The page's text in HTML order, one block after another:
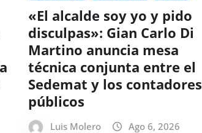
«El alcalde soy yo y pido
disculpas»: Gian Carlo Di
Martino anuncia mesa
técnica conjunta entre el
Sedemat y los contadores
públicos
Luis Molero Ago 6, 2026